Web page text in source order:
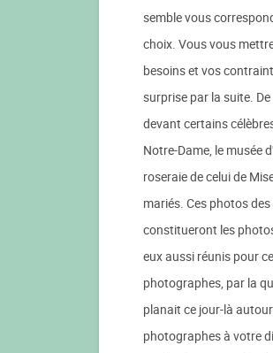
semble vous
choix. Vous vous
besoins et vos
surprise par la suite.
devant certains
Notre-Dame, le musée
roseraie de celui de
mariés. Ces photos
constitueront les
eux aussi réunis pour
photographes, par la
planait ce jour-là
photographes à votre